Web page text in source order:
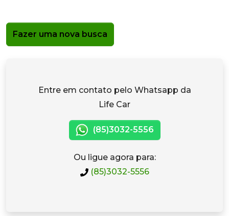
Fazer uma nova busca
Entre em contato pelo Whatsapp da
Life Car
(85)3032-5556
Ou ligue agora para:
(85)3032-5556